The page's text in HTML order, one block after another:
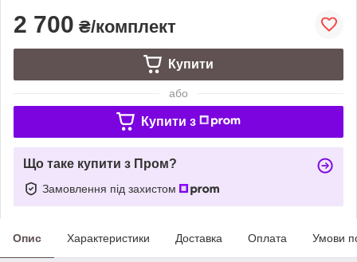
2 700 ₴/комплект
Купити
або
Купити з
Що таке купити з Пром?
Замовлення під захистом
Опис Характеристики Доставка Оплата Умови